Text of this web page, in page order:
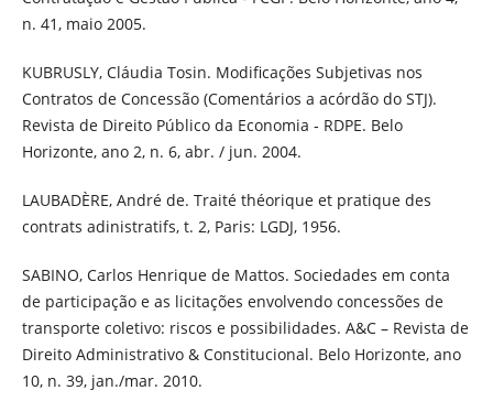
n. 41, maio 2005.
KUBRUSLY, Cláudia Tosin. Modificações Subjetivas nos
Contratos de Concessão (Comentários a acórdão do STJ).
Revista de Direito Público da Economia ‐ RDPE. Belo
Horizonte, ano 2, n. 6, abr. / jun. 2004.
LAUBADÈRE, André de. Traité théorique et pratique des
contrats adinistratifs, t. 2, Paris: LGDJ, 1956.
SABINO, Carlos Henrique de Mattos. Sociedades em conta
de participação e as licitações envolvendo concessões de
transporte coletivo: riscos e possibilidades. A&C – Revista de
Direito Administrativo & Constitucional. Belo Horizonte, ano
10, n. 39, jan./mar. 2010.